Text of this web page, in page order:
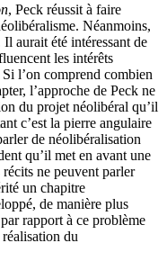
, Peck réussit à faire
Néanmoins,
Il aurait été intéressant de
les intérêts
l’on comprend combien
l’approche de Peck ne
du projet néolibéral qu’il
c’est la pierre angulaire
de néolibéralisation
qu’il met en avant une
ne peuvent parler
un chapitre
de manière plus
rapport à ce problème
du